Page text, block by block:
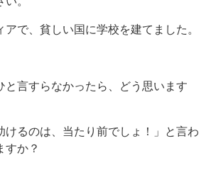
で、貧しい国に学校を建てました。
と言すらなかったら、どう思います
けるのは、当たり前でしょ！」と言わ
すか？